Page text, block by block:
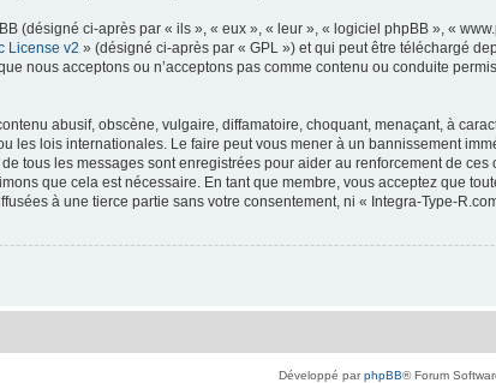
(désigné ci-après par « ils », « eux », « leur », « logiciel phpBB », «
License v2 » (désigné ci-après par « GPL ») et qui peut être téléchargé
nous acceptons ou n’acceptons pas comme contenu ou conduite
abusif, obscène, vulgaire, diffamatoire, choquant, menaçant, à
les lois internationales. Le faire peut vous mener à un bannissement
tous les messages sont enregistrées pour aider au renforcement de
que cela est nécessaire. En tant que membre, vous acceptez que
à une tierce partie sans votre consentement, ni « Integra-Type-
Développé parphpBB® Forum